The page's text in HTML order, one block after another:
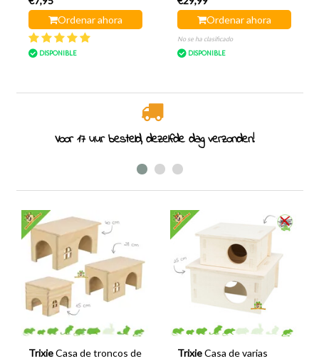
Ordenar ahora
DISPONIBLE
Ordenar ahora
No se ha clasificado
DISPONIBLE
Especialistas en roedores desde 2011
Trixie Casa de troncos de
Trixie Casa de varias